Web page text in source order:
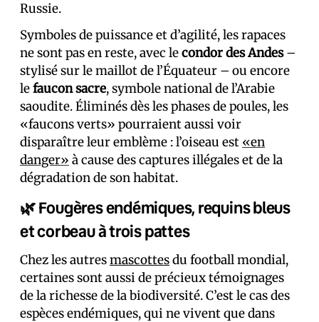
Russie.
Symboles de puissance et d’agilité, les rapaces
ne sont pas en reste, avec lecondor des Andes–
stylisé sur le maillot de l’Équateur – ou encore
lefaucon sacre, symbole national de l’Arabie
saoudite. Éliminés dès les phases de poules, les
«faucons verts» pourraient aussi voir
disparaître leur emblème : l’oiseau est «en
danger» à cause des captures illégales et de la
dégradation de son habitat.
🌿 Fougères endémiques, requins bleus
et corbeau à trois pattes
Chez les autresmascottesdu football mondial,
certaines sont aussi de précieux témoignages
de la richesse de la biodiversité. C’est le cas des
espèces endémiques, qui ne vivent que dans